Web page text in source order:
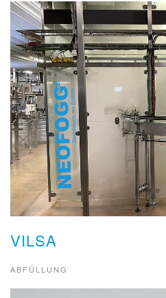
VILSA
ABFÜLLUNG